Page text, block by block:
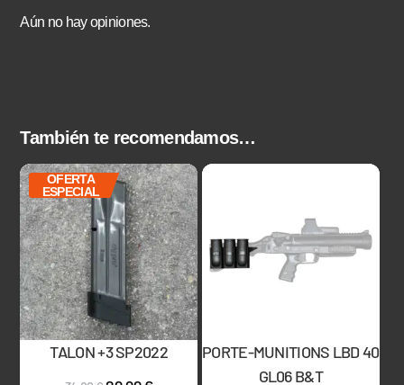
Aún no hay opiniones.
También te recomendamos…
OFERTA
ESPECIAL
TALON +3 SP2022
PORTE-MUNITIONS LBD 40
GL06 B&T